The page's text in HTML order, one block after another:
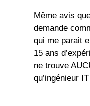
Même avis
demande
qui me parait
15 ans
ne trouve
qu’ingénieur